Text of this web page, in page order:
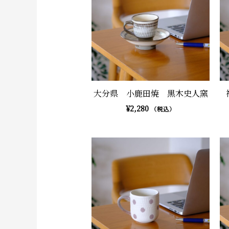
大分県 小鹿田焼 黒木史人窯
¥2,280 （税込）